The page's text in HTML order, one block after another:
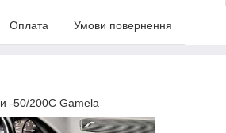
Оплата Умови повернення
-50/200С Gamela